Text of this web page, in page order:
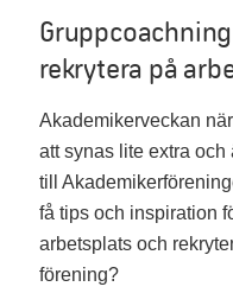
rekrytera på
Akademikerveckan
att synas lite extra
till
få tips och inspiration
arbetsplats och
förening?